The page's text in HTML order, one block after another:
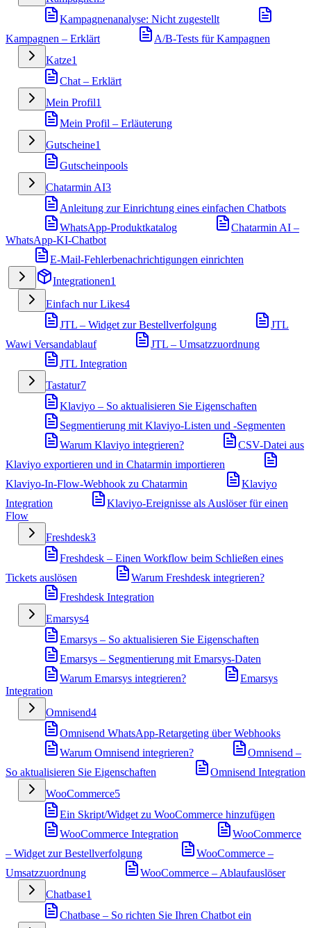
Kampagnenanalyse: Nicht zugestellt
Kampagnen – Erklärt
A/B-Tests für Kampagnen
Katze1
Chat – Erklärt
Mein Profil1
Mein Profil – Erläuterung
Gutscheine1
Gutscheinpools
Chatarmin AI3
Anleitung zur Einrichtung eines einfachen Chatbots
WhatsApp-Produktkatalog
Chatarmin AI –
WhatsApp-KI-Chatbot
E-Mail-Fehlerbenachrichtigungen einrichten
Integrationen1
Einfach nur Likes4
JTL – Widget zur Bestellverfolgung
JTL
Wawi Versandablauf
JTL – Umsatzzuordnung
JTL Integration
Tastatur7
Klaviyo – So aktualisieren Sie Eigenschaften
Segmentierung mit Klaviyo-Listen und -Segmenten
Warum Klaviyo integrieren?
CSV-Datei aus
Klaviyo exportieren und in Chatarmin importieren
Klaviyo-In-Flow-Webhook zu Chatarmin
Klaviyo
Integration
Klaviyo-Ereignisse als Auslöser für einen
Flow
Freshdesk3
Freshdesk – Einen Workflow beim Schließen eines
Tickets auslösen
Warum Freshdesk integrieren?
Freshdesk Integration
Emarsys4
Emarsys – So aktualisieren Sie Eigenschaften
Emarsys – Segmentierung mit Emarsys-Daten
Warum Emarsys integrieren?
Emarsys
Integration
Omnisend4
Omnisend WhatsApp-Retargeting über Webhooks
Warum Omnisend integrieren?
Omnisend –
So aktualisieren Sie Eigenschaften
Omnisend Integration
WooCommerce5
Ein Skript/Widget zu WooCommerce hinzufügen
WooCommerce Integration
WooCommerce
– Widget zur Bestellverfolgung
WooCommerce –
Umsatzzuordnung
WooCommerce – Ablaufauslöser
Chatbase1
Chatbase – So richten Sie Ihren Chatbot ein